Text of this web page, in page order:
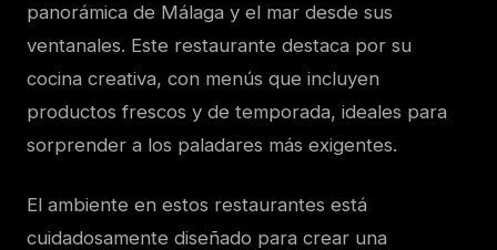
panorámica de Málaga y el mar desde sus
ventanales. Este restaurante destaca por su
cocina creativa, con menús que incluyen
productos frescos y de temporada, ideales para
sorprender a los paladares más exigentes.
El ambiente en estos restaurantes está
cuidadosamente diseñado para crear una